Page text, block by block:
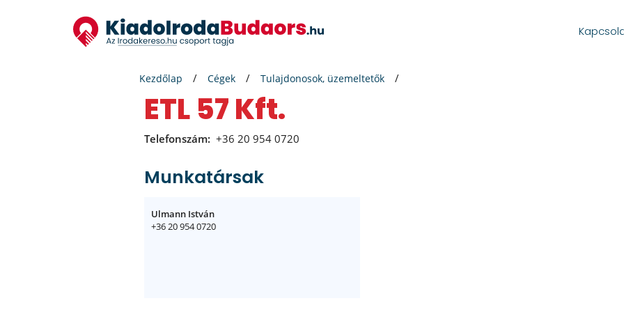
Kezdőlap Cégek Tulajdonosok, üzemeltetők
ETL 57 Kft.
Telefonszám: +36 20 954 0720
Munkatársak
Ulmann István
+36 20 954 0720